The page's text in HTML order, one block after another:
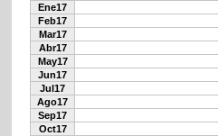
Ene17
Feb17
Mar17
Abr17
May17
Jun17
Jul17
Ago17
Sep17
Oct17